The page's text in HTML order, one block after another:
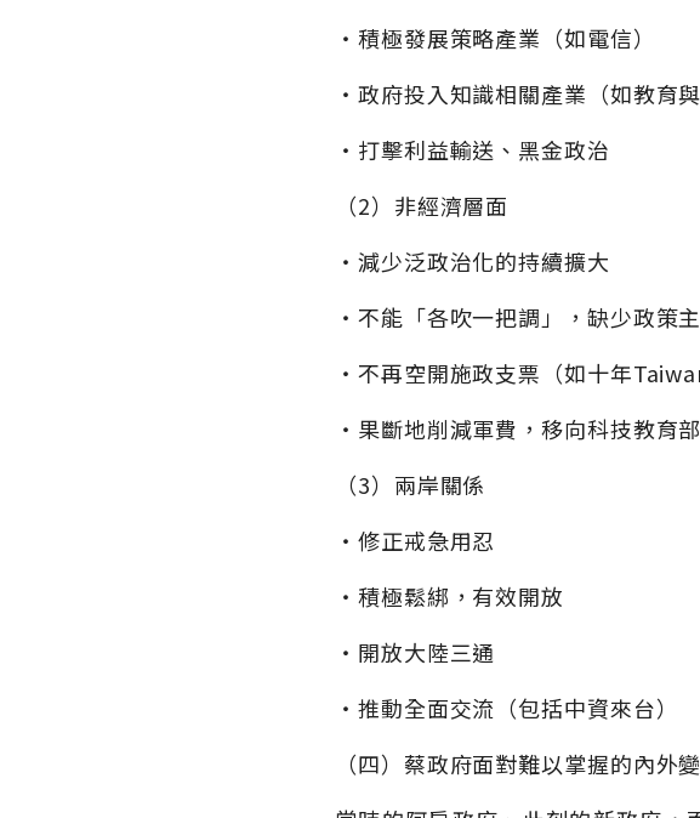
‧積極發展策略產業（如電信）
‧政府投入知識相關產業（如教育與
‧打擊利益輸送、黑金政治
（2）非經濟層面
‧減少泛政治化的持續擴大
‧不能「各吹一把調」，缺少政策
‧不再空開施政支票（如十年
‧果斷地削減軍費，移向科技教育
（3）兩岸關係
‧修正戒急用忍
‧積極鬆綁，有效開放
‧開放大陸三通
‧推動全面交流（包括中資來台）
（四）蔡政府面對難以掌握的內外